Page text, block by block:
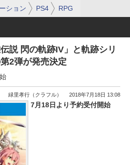
ション PS4 RPG
説 閃の軌跡IV」と軌跡シリ
2弾が発売決定
緑里孝行（クラフル） 2018年7月18日 13:08
7月18日より予約受付開始